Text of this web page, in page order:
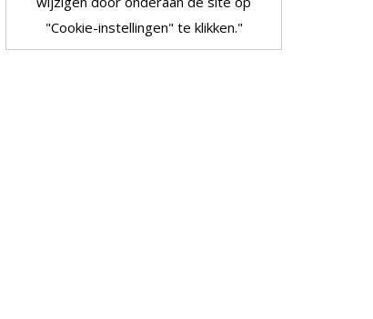
"Cookie-instellingen" te klikken."